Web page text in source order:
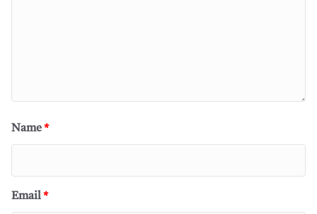
Name*
Email*